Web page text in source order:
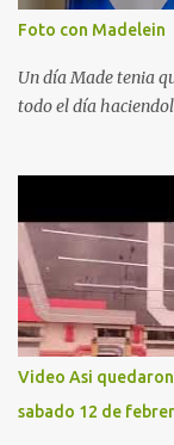
Foto con Madelein
Un día Made tenia
todo el día
Video Asi
sabado 12 de